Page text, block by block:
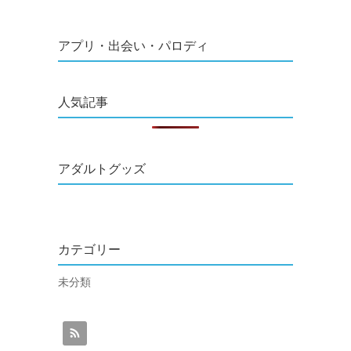
アプリ・出会い・パロディ
人気記事
アダルトグッズ
カテゴリー
未分類